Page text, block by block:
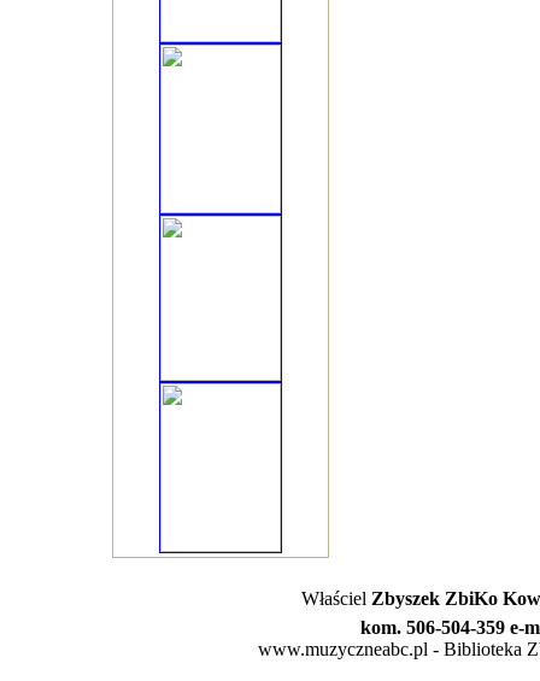
Właściel Zbyszek ZbiKo
kom. 506-504-359 e-
www.muzyczneabc.pl - Biblioteka